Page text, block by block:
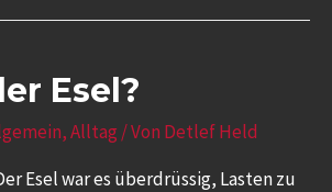
Esel?
,Alltag / Von Detlef Held
Esel war es überdrüssig, Lasten zu